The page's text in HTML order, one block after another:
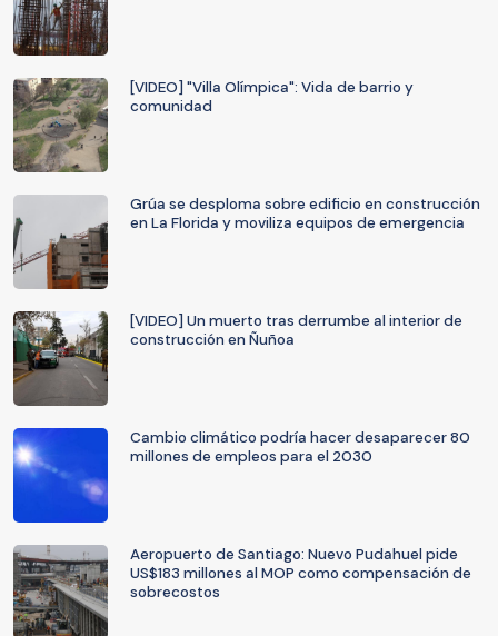
[VIDEO] "Villa Olímpica": Vida de barrio y
comunidad
Grúa se desploma sobre edificio en construcción
en La Florida y moviliza equipos de emergencia
[VIDEO] Un muerto tras derrumbe al interior de
construcción en Ñuñoa
Cambio climático podría hacer desaparecer 80
millones de empleos para el 2030
Aeropuerto de Santiago: Nuevo Pudahuel pide
US$183 millones al MOP como compensación de
sobrecostos